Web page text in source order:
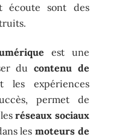
écoute sont des
est une
du contenu de
expériences
permet de
réseaux sociaux
les moteurs de